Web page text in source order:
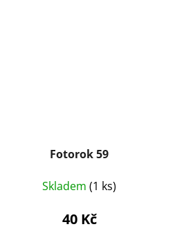
Fotorok 59
Skladem (1 ks)
40 Kč